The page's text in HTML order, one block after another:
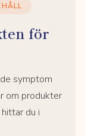
för
symptom
om produkter
du i